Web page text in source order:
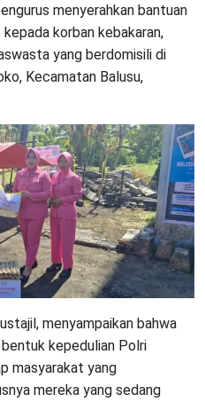
menyerahkan bantuan
korban kebakaran,
yang berdomisili di
Kecamatan Balusu,
menyampaikan bahwa
kepedulian Polri
masyarakat yang
mereka yang sedang